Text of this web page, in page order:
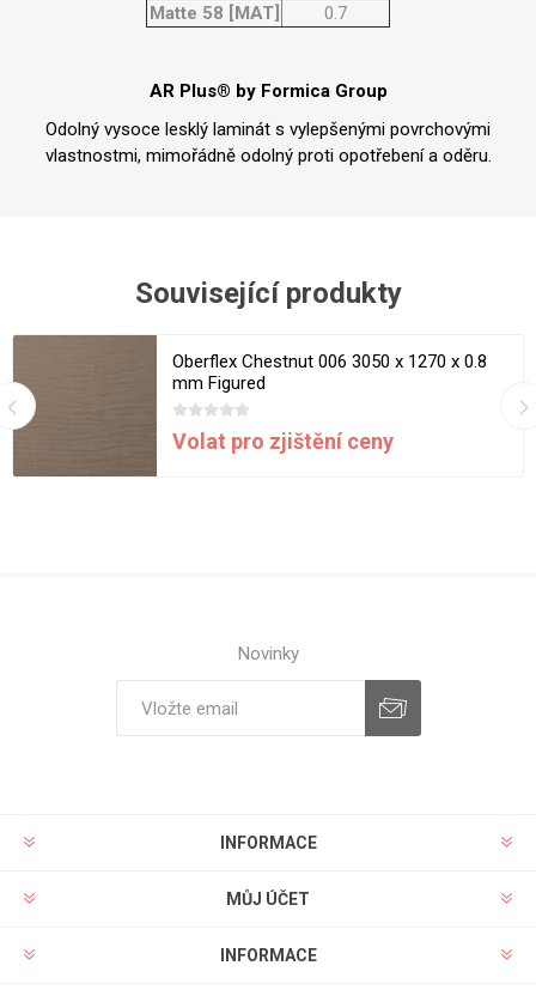
Matte 58 [MAT]
0.7
AR Plus® by Formica Group
Odolný vysoce lesklý laminát s vylepšenými povrchovými
vlastnostmi, mimořádně odolný proti opotřebení a oděru.
Související produkty
Oberflex Chestnut 006 3050 x 1270 x 0.8
mm Figured
Volat pro zjištění ceny
Novinky
INFORMACE
MŮJ ÚČET
INFORMACE